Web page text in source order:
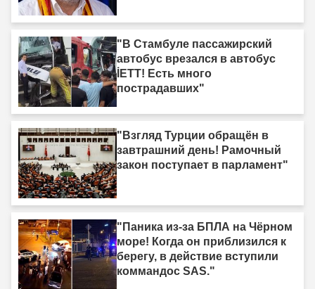
"В Стамбуле пассажирский
автобус врезался в автобус
İETT! Есть много
пострадавших"
"Взгляд Турции обращён в
завтрашний день! Рамочный
закон поступает в парламент"
"Паника из-за БПЛА на Чёрном
море! Когда он приблизился к
берегу, в действие вступили
коммандос SAS."